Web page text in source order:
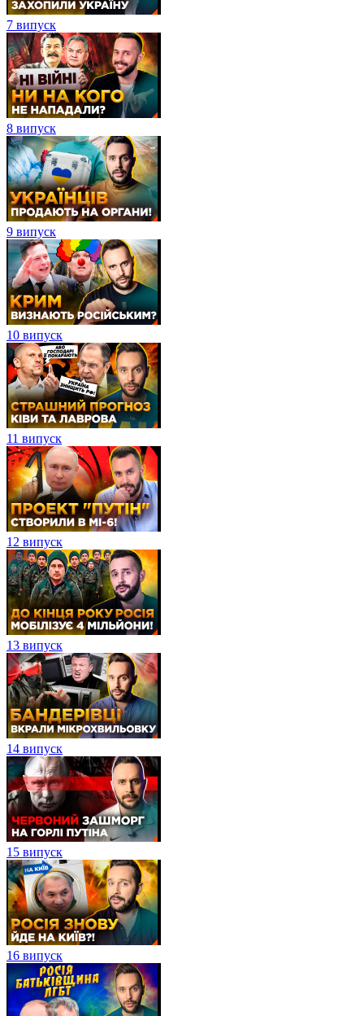
7 випуск
8 випуск
9 випуск
10 випуск
11 випуск
12 випуск
13 випуск
14 випуск
15 випуск
16 випуск